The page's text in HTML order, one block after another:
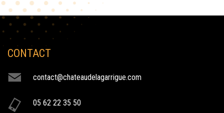
spectacle au chateau
Le Château de la Garrigue accueille des spectacles dans sa grande
CONTACT
contact@chateaudelagarrigue.com
05 62 22 35 50